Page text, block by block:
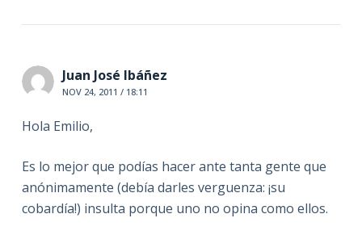
Juan José Ibáñez
NOV 24, 2011 / 18:11
Hola Emilio,
Es lo mejor que podías hacer ante tanta gente que
anónimamente (debía darles verguenza: ¡su
cobardía!) insulta porque uno no opina como ellos.